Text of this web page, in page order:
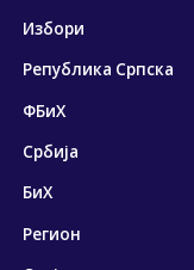
Избори
Република Српска
ФБиХ
Србија
БиХ
Регион